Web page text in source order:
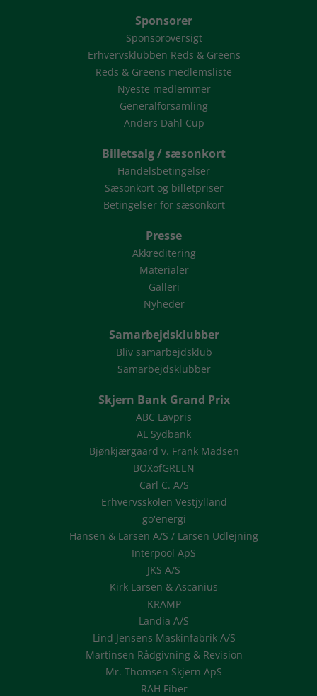
Sponsorer
Sponsoroversigt
Erhvervsklubben Reds & Greens
Reds & Greens medlemsliste
Nyeste medlemmer
Generalforsamling
Anders Dahl Cup
Billetsalg / sæsonkort
Handelsbetingelser
Sæsonkort og billetpriser
Betingelser for sæsonkort
Presse
Akkreditering
Materialer
Galleri
Nyheder
Samarbejdsklubber
Bliv samarbejdsklub
Samarbejdsklubber
Skjern Bank Grand Prix
ABC Lavpris
AL Sydbank
Bjønkjærgaard v. Frank Madsen
BOXofGREEN
Carl C. A/S
Erhvervsskolen Vestjylland
go'energi
Hansen & Larsen A/S / Larsen Udlejning
Interpool ApS
JKS A/S
Kirk Larsen & Ascanius
KRAMP
Landia A/S
Lind Jensens Maskinfabrik A/S
Martinsen Rådgivning & Revision
Mr. Thomsen Skjern ApS
RAH Fiber